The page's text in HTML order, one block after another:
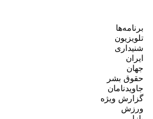
برنامه‌ها
تلویزیون
شنیداری
ایران
جهان
حقوق بشر
جاویدنامان
گزارش ویژه
ورزش